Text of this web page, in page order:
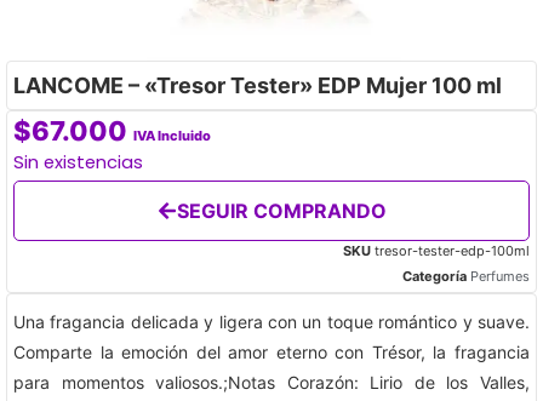
LANCOME – «Tresor Tester» EDP Mujer 100 ml
$67.000 IVA Incluido
Sin existencias
SEGUIR COMPRANDO
SKU tresor-tester-edp-100ml
Categoría Perfumes
Una fragancia delicada y ligera con un toque romántico y suave.
Comparte la emoción del amor eterno con Trésor, la fragancia
para momentos valiosos.;Notas Corazón: Lirio de los Valles,